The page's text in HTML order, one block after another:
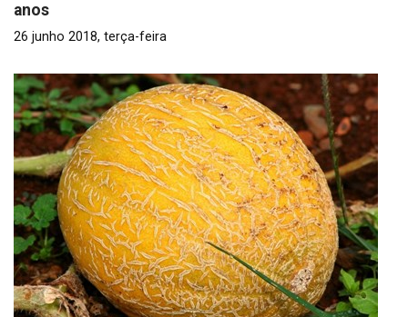
anos
26 junho 2018, terça-feira